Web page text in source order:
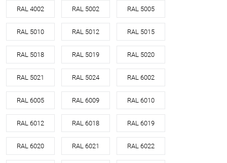
RAL 4002 RAL 5002 RAL 5005
RAL 5010 RAL 5012 RAL 5015
RAL 5018 RAL 5019 RAL 5020
RAL 5021 RAL 5024 RAL 6002
RAL 6005 RAL 6009 RAL 6010
RAL 6012 RAL 6018 RAL 6019
RAL 6020 RAL 6021 RAL 6022